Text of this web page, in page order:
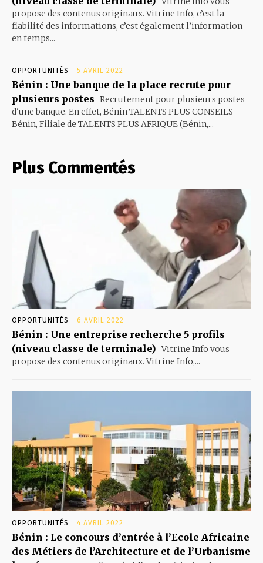
propose des contenus originaux. Vitrine Info, c’est la
fiabilité des informations, c’est également l’information
en temps...
OPPORTUNITÉS 5 AVRIL 2022
Bénin : Une banque de la place recrute pour
plusieurs postes Recrutement pour plusieurs postes
d'une banque. En effet, Bénin TALENTS PLUS CONSEILS
Bénin, Filiale de TALENTS PLUS AFRIQUE (Bénin,...
Plus Commentés
OPPORTUNITÉS 6 AVRIL 2022
Bénin : Une entreprise recherche 5 profils
(niveau classe de terminale) Vitrine Info vous
propose des contenus originaux. Vitrine Info,...
OPPORTUNITÉS 4 AVRIL 2022
Bénin : Le concours d’entrée à l’Ecole Africaine
des Métiers de l’Architecture et de l’Urbanisme